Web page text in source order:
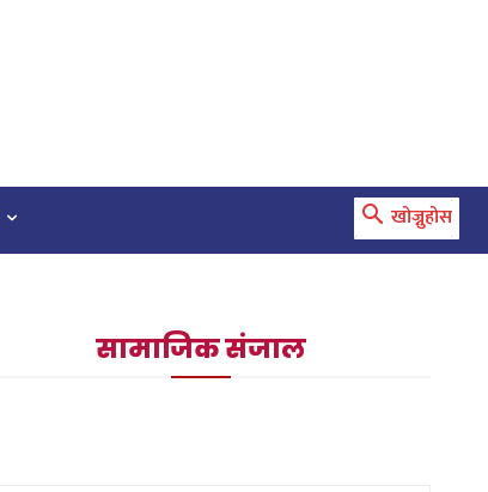
खोज्नुहोस
सामाजिक संजाल